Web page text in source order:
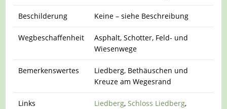
Beschilderung Keine – siehe Beschreibung
Wegbeschaffenheit
Asphalt, Schotter, Feld- und
Wiesenwege
Bemerkenswertes
Liedberg, Bethäuschen und
Kreuze am Wegesrand
Links Liedberg,Schloss Liedberg,